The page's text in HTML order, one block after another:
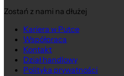
Zostań z nami na dłużej
Kariera w Putce
Współpraca
Kontakt
Dział handlowy
Polityka prywatności